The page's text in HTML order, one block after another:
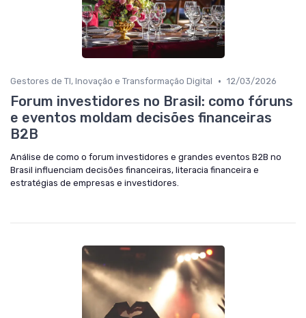
Gestores de TI, Inovação e Transformação Digital • 12/03/2026
Forum investidores no Brasil: como fóruns
e eventos moldam decisões financeiras
B2B
Análise de como o forum investidores e grandes eventos B2B no
Brasil influenciam decisões financeiras, literacia financeira e
estratégias de empresas e investidores.